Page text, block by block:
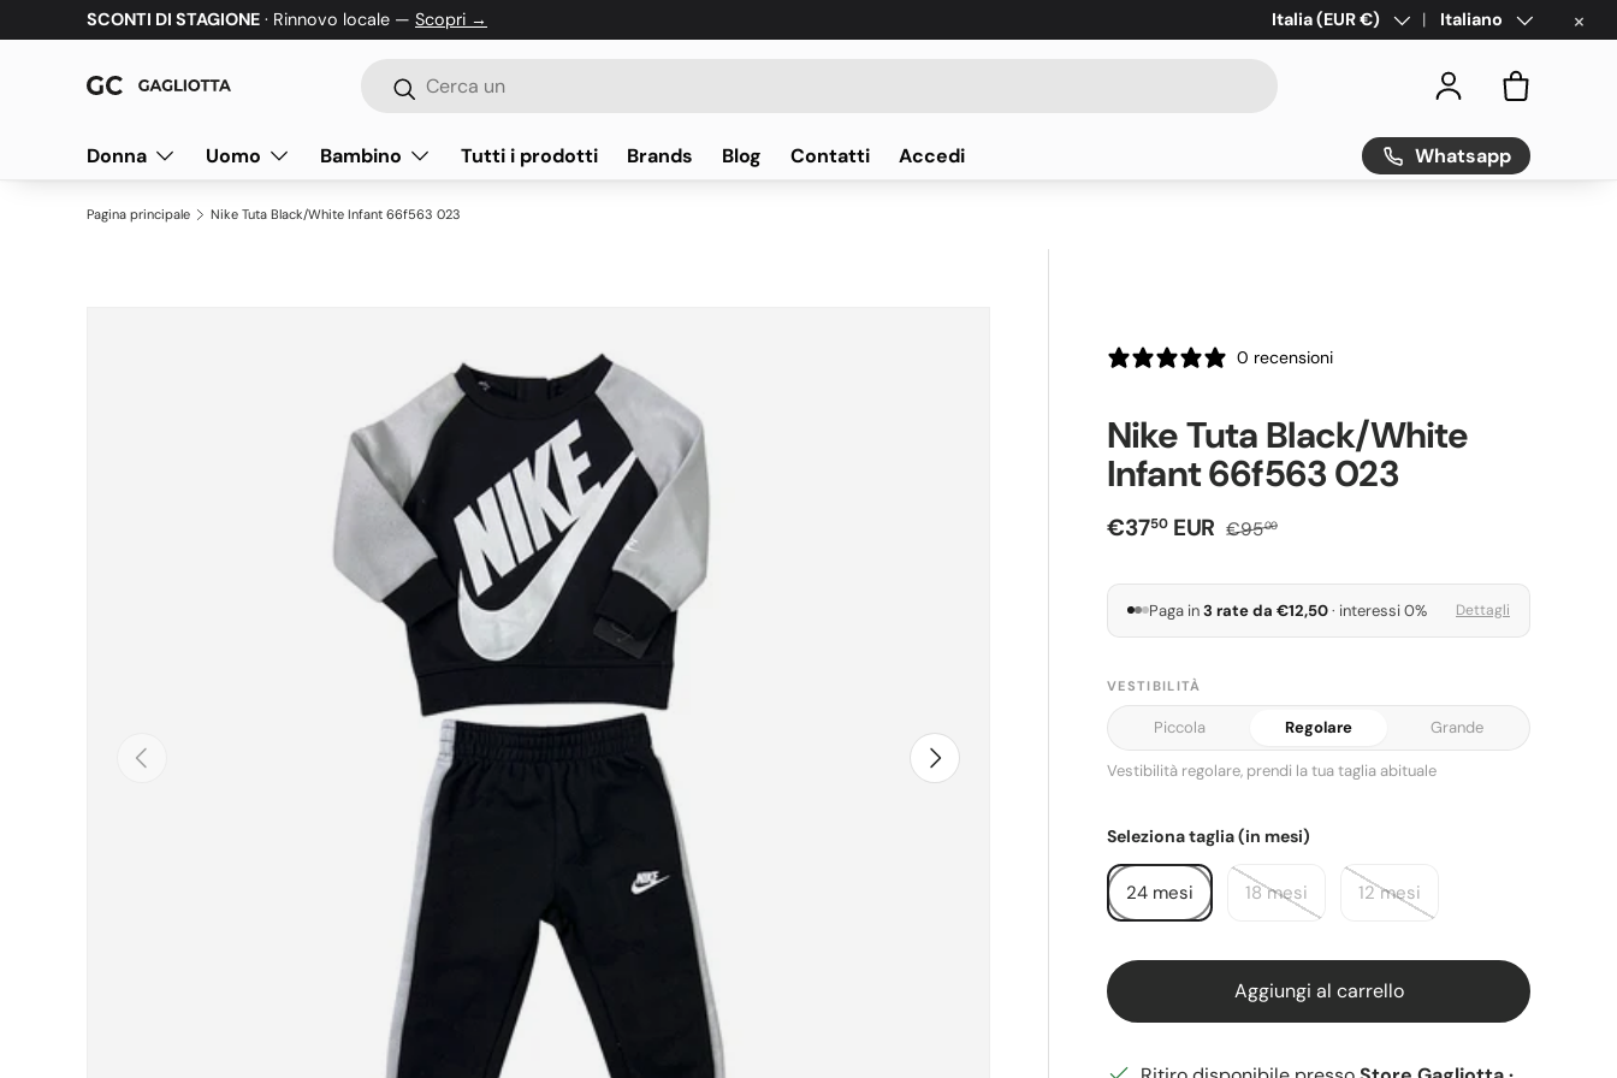
Passa ai contenuti
SCONTI DI STAGIONE · Rinnovo locale — Scopri → Paese/Regione
Italia (EUR €) LinguaItaliano ×
Cerca AccediBorsa
Donna Uomo Bambino Tutti i prodotti Brands Blog Contatti Accedi Whatsapp
Pagina principale Nike Tuta Black/White Infant 66f563 023
Indietro Avanti
0 recensioni
Nike Tuta Black/White
Infant 66f563 023
Prezzo di vendita
€3750 EUR Prezzo normale
€9500
Paga in3 rate da €12,50· interessi 0% Dettagli
VESTIBILITÀ
Piccola Regolare Grande
Vestibilità: Regolare.
Vestibilità regolare, prendi la tua taglia abituale
Seleziona taglia (in mesi)
24 mesi 18 mesi 12 mesi
Aggiungi al carrello